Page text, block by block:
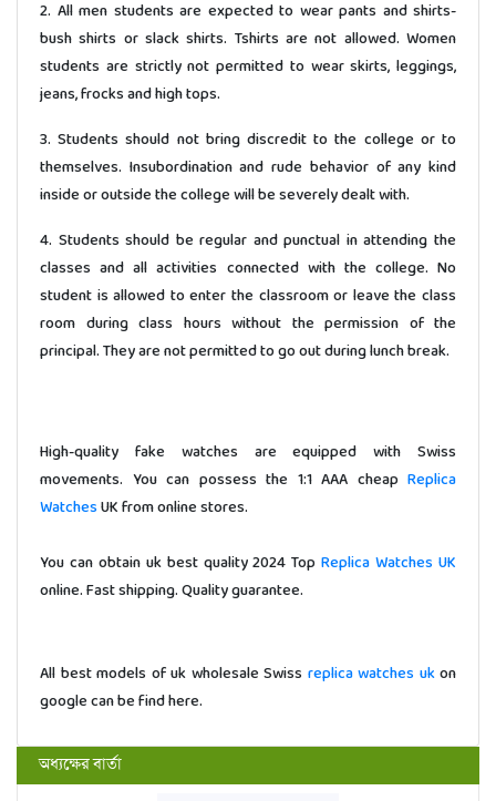
2. All men students are expected to wear pants and shirts-
bush shirts or slack shirts. Tshirts are not allowed. Women
students are strictly not permitted to wear skirts, leggings,
jeans, frocks and high tops.
3. Students should not bring discredit to the college or to
themselves. Insubordination and rude behavior of any kind
inside or outside the college will be severely dealt with.
4. Students should be regular and punctual in attending the
classes and all activities connected with the college. No
student is allowed to enter the classroom or leave the class
room during class hours without the permission of the
principal. They are not permitted to go out during lunch break.
High-quality fake watches are equipped with Swiss
movements. You can possess the 1:1 AAA cheap Replica
Watches UK from online stores.
You can obtain uk best quality 2024 TopReplica Watches UK
online. Fast shipping. Quality guarantee.
All best models of uk wholesale Swiss replica watches ukon
google can be find here.
অধ্যক্ষের বার্তা